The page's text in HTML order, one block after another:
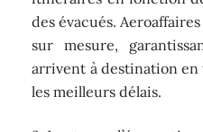
des évacués.
sur mesure,
arrivent à destination
les meilleurs délais.